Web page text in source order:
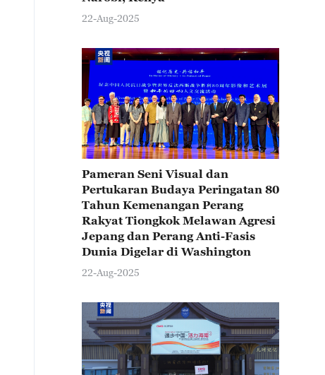
22-Aug-2025
Pameran Seni Visual dan
Pertukaran Budaya Peringatan 80
Tahun Kemenangan Perang
Rakyat Tiongkok Melawan Agresi
Jepang dan Perang Anti-Fasis
Dunia Digelar di Washington
22-Aug-2025